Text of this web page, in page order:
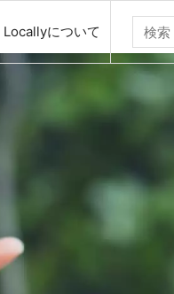
Locallyについて